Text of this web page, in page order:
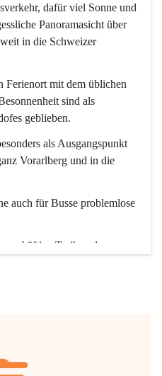
dafür viel Sonne und
Panoramasicht über
in die Schweizer
Ferienort mit dem üblichen
sind als
geblieben.
als Ausgangspunkt
Vorarlberg und in die
auch für Busse problemlose
Treiben der